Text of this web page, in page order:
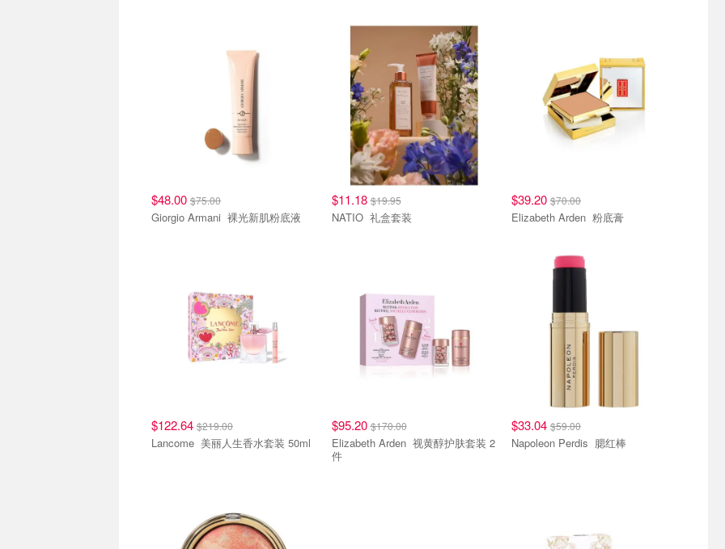
$48.00 $75.00
Giorgio Armani 裸光新肌粉底液
$11.18$19.95
NATIO 礼盒套装
$39.20 $70.00
Elizabeth Arden 粉底膏
$122.64 $219.00
Lancome 美丽人生香水套装 50ml
$95.20$170.00
Elizabeth Arden 视黄醇护肤套装 2
件
$33.04 $59.00
Napoleon Perdis 腮红棒